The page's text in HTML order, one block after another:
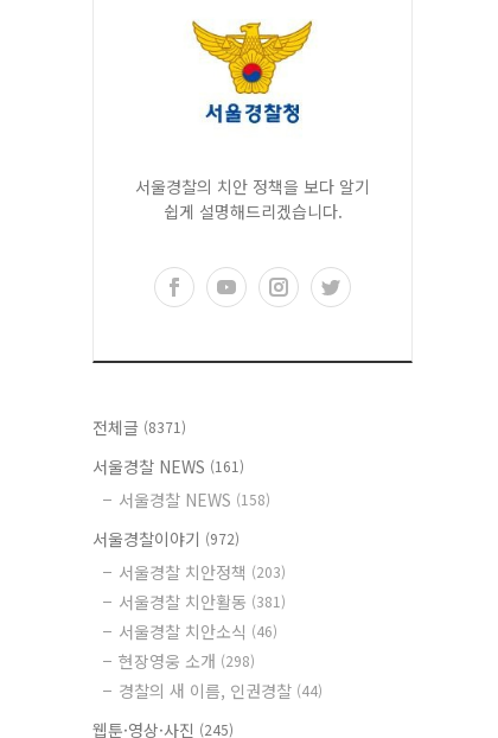
서울경찰의 치안 정책을 보다 알기
쉽게 설명해드리겠습니다.
전체글 (8371)
서울경찰 NEWS (161)
서울경찰 NEWS (158)
서울경찰이야기 (972)
서울경찰 치안정책 (203)
서울경찰 치안활동 (381)
서울경찰 치안소식 (46)
현장영웅 소개 (298)
경찰의 새 이름, 인권경찰 (44)
웹툰·영상·사진 (245)